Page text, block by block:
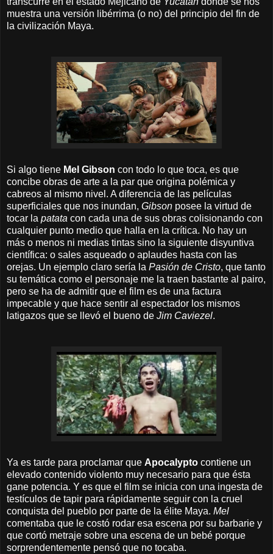
muestra una versión libérrima (o no) del principio del fin de
la civilización Maya.
Si algo tiene Mel Gibson con todo lo que toca, es que
concibe obras de arte a la par que origina polémica y
cabreos al mismo nivel. A diferencia de las películas
superficiales que nos inundan, Gibson posee la virtud de
tocar la patata con cada una de sus obras colisionando con
cualquier punto medio que halla en la crítica. No hay un
más o menos ni medias tintas sino la siguiente disyuntiva
científica: o sales asqueado o aplaudes hasta con las
orejas. Un ejemplo claro sería la Pasión de Cristo, que tanto
su temática como el personaje me la traen bastante al pairo,
pero se ha de admitir que el film es de una factura
impecable y que hace sentir al espectador los mismos
latigazos que se llevó el bueno de Jim Caviezel.
Ya es tarde para proclamar que Apocalypto contiene un
elevado contenido violento muy necesario para que ésta
gane potencia. Y es que el film se inicia con una ingesta de
testículos de tapir para rápidamente seguir con la cruel
conquista del pueblo por parte de la élite Maya. Mel
comentaba que le costó rodar esa escena por su barbarie y
que cortó metraje sobre una escena de un bebé porque
sorprendentemente pensó que no tocaba.